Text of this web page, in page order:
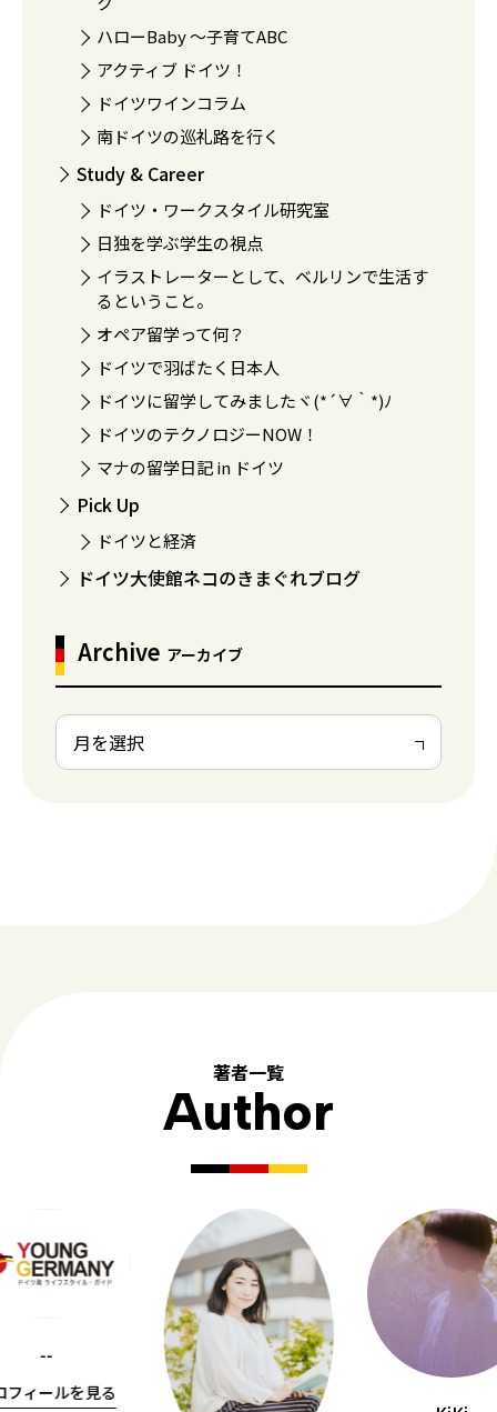
ハローBaby 〜子育てABC
アクティブ ドイツ！
ドイツワインコラム
南ドイツの巡礼路を行く
Study & Career
ドイツ・ワークスタイル研究室
日独を学ぶ学生の視点
イラストレーターとして、ベルリンで生活す
るということ。
オペア留学って何？
ドイツで羽ばたく日本人
ドイツに留学してみましたヾ(*´∀｀*)ﾉ
ドイツのテクノロジーNOW！
マナの留学日記 in ドイツ
Pick Up
ドイツと経済
ドイツ大使館ネコのきまぐれブログ
Archive アーカイブ
著者一覧
Author
--
フィールを見る